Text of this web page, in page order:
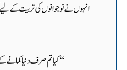
انہوں نے نوجوانوں کی تربیت کے لیے
“کیا تم صرف دنیا